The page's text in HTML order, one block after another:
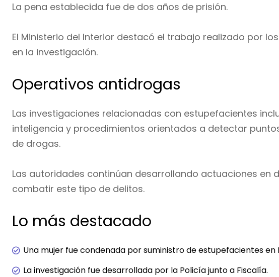
La pena establecida fue de dos años de prisión.
El Ministerio del Interior destacó el trabajo realizado por
en la investigación.
Operativos antidrogas
Las investigaciones relacionadas con estupefacientes
inteligencia y procedimientos orientados a detectar
de drogas.
Las autoridades continúan desarrollando actuaciones en
combatir este tipo de delitos.
Lo más destacado
Una mujer fue condenada por suministro de estupefacientes en
La investigación fue desarrollada por la Policía junto a Fiscalía.